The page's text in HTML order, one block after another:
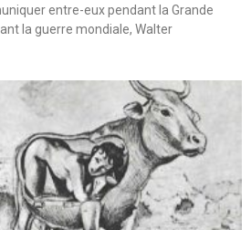
entre-eux pendant la Grande
la guerre mondiale, Walter